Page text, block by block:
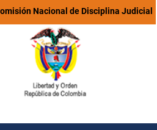
Nacional de Disciplina Judicial